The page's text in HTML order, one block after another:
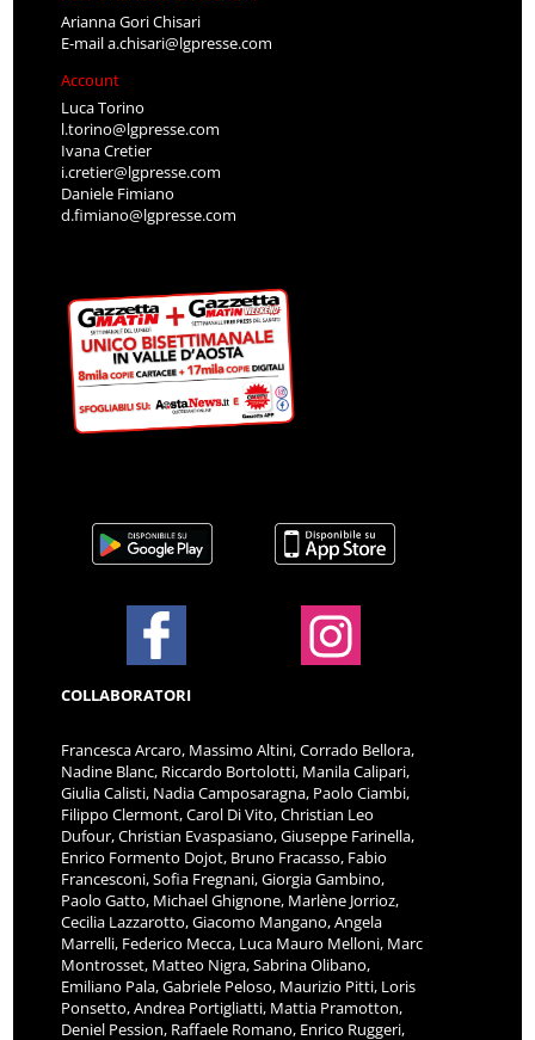
Arianna Gori Chisari
E-maila.chisari@lgpresse.com
Account
Luca Torino
l.torino@lgpresse.com
Ivana Cretier
i.cretier@lgpresse.com
Daniele Fimiano
d.fimiano@lgpresse.com
COLLABORATORI
Francesca Arcaro, Massimo Altini, Corrado Bellora,
Nadine Blanc, Riccardo Bortolotti, Manila Calipari,
Giulia Calisti, Nadia Camposaragna, Paolo Ciambi,
Filippo Clermont, Carol Di Vito, Christian Leo
Dufour, Christian Evaspasiano, Giuseppe Farinella,
Enrico Formento Dojot, Bruno Fracasso, Fabio
Francesconi, Sofia Fregnani, Giorgia Gambino,
Paolo Gatto, Michael Ghignone, Marlène Jorrioz,
Cecilia Lazzarotto, Giacomo Mangano, Angela
Marrelli, Federico Mecca, Luca Mauro Melloni, Marc
Montrosset, Matteo Nigra, Sabrina Olibano,
Emiliano Pala, Gabriele Peloso, Maurizio Pitti, Loris
Ponsetto, Andrea Portigliatti, Mattia Pramotton,
Deniel Pession, Raffaele Romano, Enrico Ruggeri,